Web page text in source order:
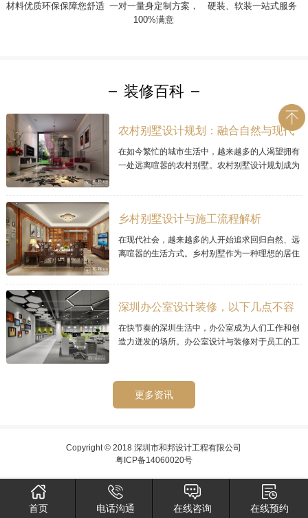
材料优质环保保障您舒适 一对一量身定制方案，
100%满意
硬装、软装一站式服务
装修百科
农村别墅设计规划：融合自然与现代
的理想家居
在如今繁忙的城市生活中，越来越多的人渴望拥有
一处远离喧嚣的农村别墅。农村别墅设计规划成为
乡村别墅设计与施工流程解析
在现代社会，越来越多的人开始追求回归自然、远
离喧嚣的生活方式。乡村别墅作为一种理想的居住
深圳办公室设计装修，以下几点不容
忽视的
在快节奏的深圳生活中，办公室成为人们工作和创
造力迸发的场所。办公室设计与装修对于员工的工
更多资讯
Copyright © 2018 深圳市和邦设计工程有限公司
粤ICP备14060020号
首页 电话沟通 在线咨询 在线预约